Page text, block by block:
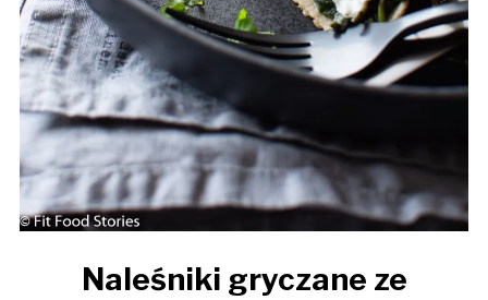
Naleśniki gryczane ze